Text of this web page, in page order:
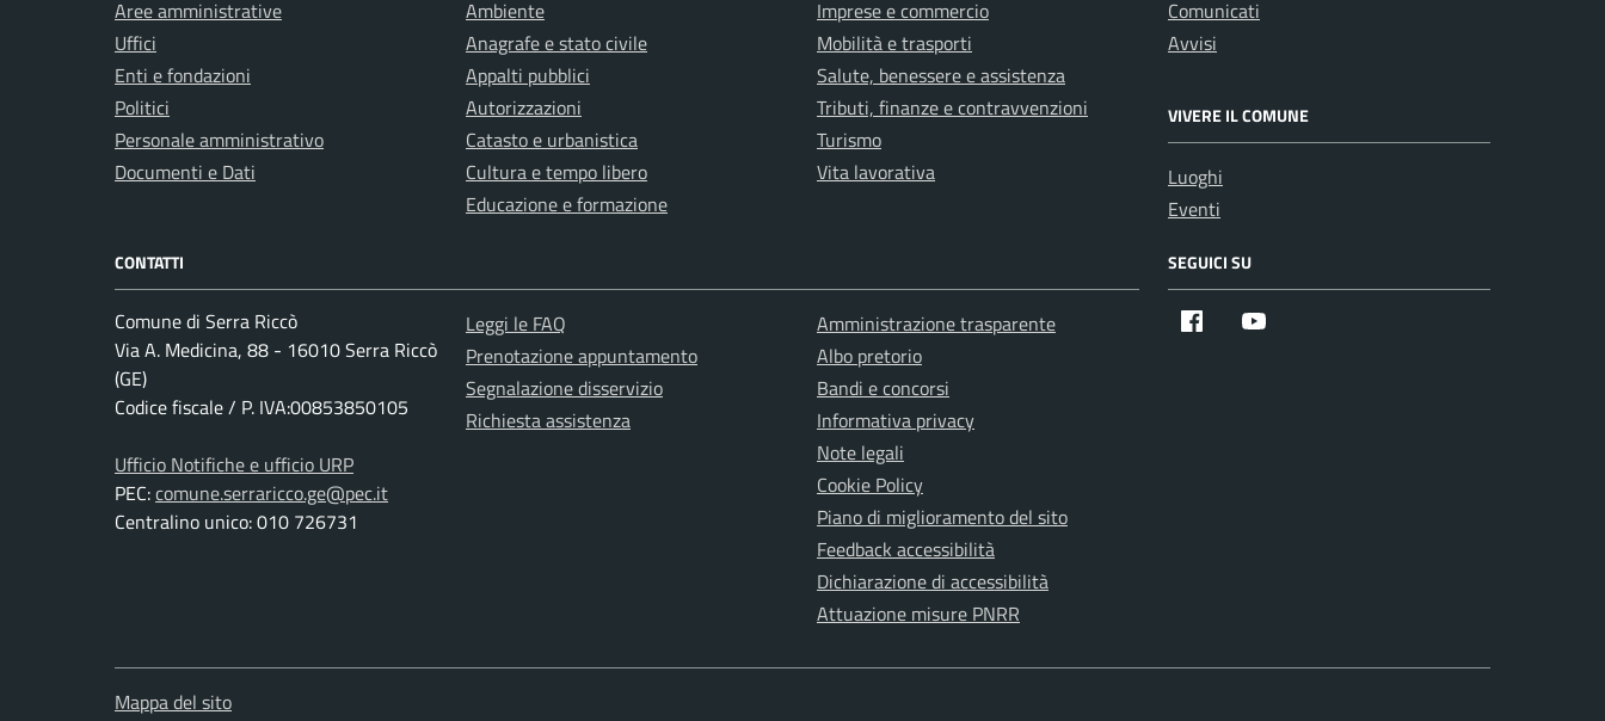
Aree amministrative
Uffici
Enti e fondazioni
Politici
Personale amministrativo
Documenti e Dati
Ambiente
Anagrafe e stato civile
Appalti pubblici
Autorizzazioni
Catasto e urbanistica
Cultura e tempo libero
Educazione e formazione
Imprese e commercio
Mobilità e trasporti
Salute, benessere e assistenza
Tributi, finanze e contravvenzioni
Turismo
Vita lavorativa
Comunicati
Avvisi
VIVERE IL COMUNE
Luoghi
Eventi
CONTATTI
Comune di Serra Riccò
Via A. Medicina, 88 - 16010 Serra Riccò
(GE)
Codice fiscale / P. IVA:00853850105
Ufficio Notifiche e ufficio URP
PEC:comune.serraricco.ge@pec.it
Centralino unico: 010 726731
Leggi le FAQ
Prenotazione appuntamento
Segnalazione disservizio
Richiesta assistenza
Amministrazione trasparente
Albo pretorio
Bandi e concorsi
Informativa privacy
Note legali
Cookie Policy
Piano di miglioramento del sito
Feedback accessibilità
Dichiarazione di accessibilità
Attuazione misure PNRR
SEGUICI SU
Facebook
Mappa del sito